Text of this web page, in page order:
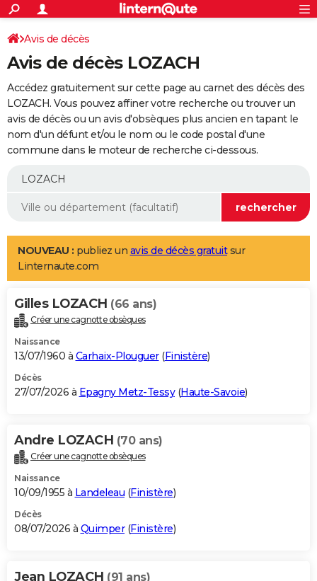
ACTUALITÉS
Politique
Société
Faits Divers
Education
Monde
Villes
+
SPORT
Coupe du monde 2026
Football
Tennis
Cyclisme
Rugby
Forum
Programme TV
TNTStreaming
Cinéma
Sorties cinéma
Musique
+
FINANCE
Retraite
Epargne
Immobilier
Risques naturels par ville
Banque
Assurance
AUTO
Essais
Réserver un essai
Citadines
Berlines
SUV
Forum auto
+
Mobiles
Meilleur smartphone
Internet
Ordinateurs
Jeux vidéo
Guide high-tech
Aménagement intérieur
LIFESTYLE
Art de vivre
Bien-être
Loisirs
Mode
Modes de vie
Alimentation
Guide de la santé
Maladies
Médicaments
Sommeil
VOYAGE
Destinations
City break
Voyage nature
Voyage de noces
Forum
Climat
+PHOTO
GUIDES D'ACHAT
BONS PLANS
Carte de Noël
Carte Bonne année
Carte Saint-Valentin
Carte Pâques
Carte d'anniversaire
DICTIONNAIRE
Dictionnaire
Biographies
Citations
Expressions
Proverbes
PROGRAMME TV
S'inscrire
Se connecter
Lycées
Collèges
Primaires
Universités
Entreprises
Service militaire
Avis de recherche
AVIS DE DÉCÈS
Avis de décès
Avis de décès LOZACH
Accédez gratuitement sur cette page au carnet des décès des
LOZACH. Vous pouvez affiner votre recherche ou trouver un
avis de décès ou un avis d'obsèques plus ancien en tapant le
nom d'un défunt et/ou le nom ou le code postal d'une
commune dans le moteur de recherche ci-dessous.
NOUVEAU : publiez un avis de décès gratuitsur
Linternaute.com
Gilles LOZACH (66 ans)
Créer une cagnotte obsèques
Naissance
13/07/1960 à Carhaix-Plouguer(Finistère)
Décès
27/07/2026 à Epagny Metz-Tessy(Haute-Savoie)
Andre LOZACH (70 ans)
Créer une cagnotte obsèques
Naissance
10/09/1955 à Landeleau (Finistère)
Décès
08/07/2026 à Quimper(Finistère)
Jean LOZACH (91 ans)